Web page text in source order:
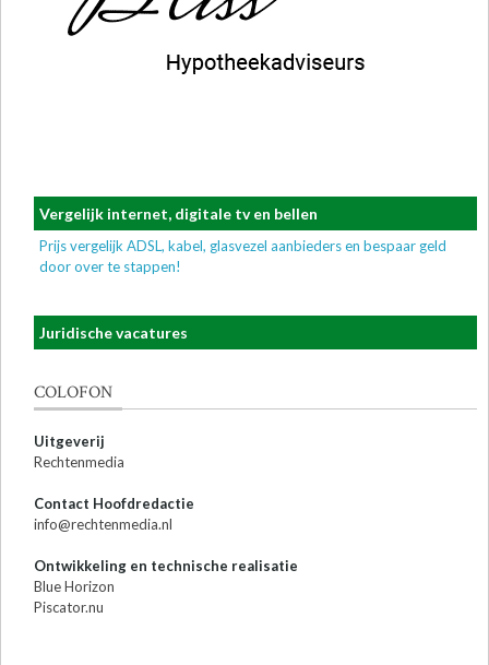
Vergelijk internet, digitale tv en bellen
Prijs vergelijk ADSL, kabel, glasvezel aanbieders en bespaar geld
door over te stappen!
Juridische vacatures
COLOFON
Uitgeverij
Rechtenmedia
Contact Hoofdredactie
info@rechtenmedia.nl
Ontwikkeling en technische realisatie
Blue Horizon
Piscator.nu